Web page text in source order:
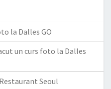
la Dalles GO
un curs foto la Dalles
Seoul